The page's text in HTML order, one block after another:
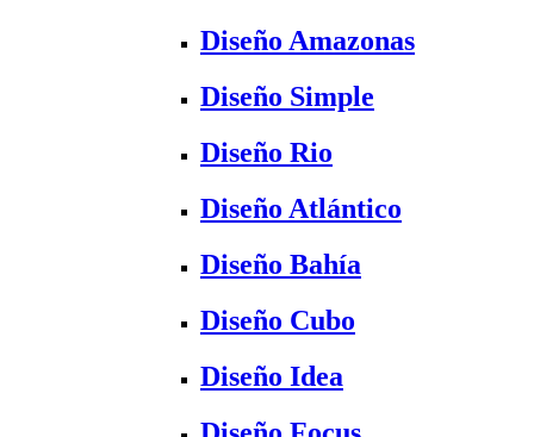
Diseño Amazonas
Diseño Simple
Diseño Rio
Diseño Atlántico
Diseño Bahía
Diseño Cubo
Diseño Idea